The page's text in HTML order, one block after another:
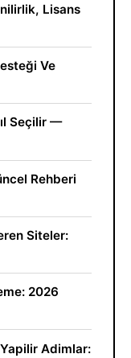
Lisans
Ve
Seçilir —
Rehberi
Siteler:
2026
Adimlar: